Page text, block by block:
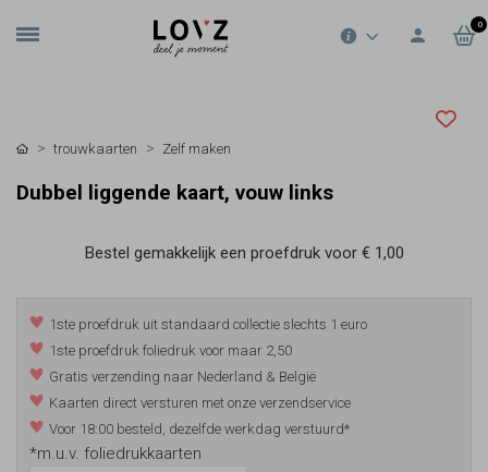
0
trouwkaarten Zelf maken
Dubbel liggende kaart, vouw links
Bestel gemakkelijk een proefdruk voor € 1,00
1ste proefdruk uit standaard collectie slechts 1 euro
1ste proefdruk foliedruk voor maar 2,50
Gratis verzending naar Nederland & België
Kaarten direct versturen met onze verzendservice
Voor 18:00 besteld, dezelfde werkdag verstuurd*
*m.u.v. foliedrukkaarten